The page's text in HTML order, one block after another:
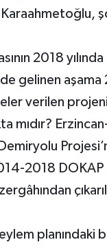
2018
gelinen aşama
verilen
mıdır?
2018 DOKAP
planındaki